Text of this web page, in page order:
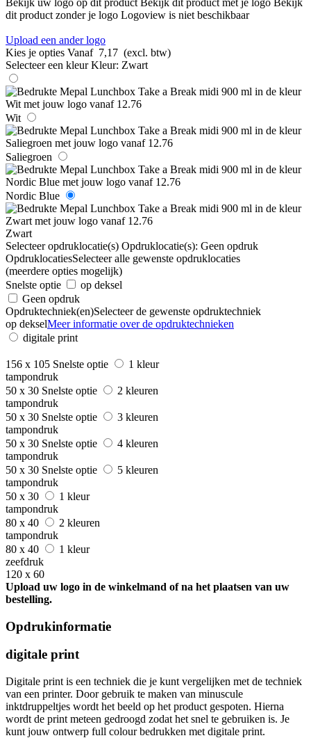
dit product zonder je logo Logoview is niet beschikbaar
Upload een ander logo
Kies je opties Vanaf 7,17 (excl. btw)
Selecteer een kleur Kleur: Zwart
Wit
Saliegroen
Nordic Blue
Zwart
Selecteer opdruklocatie(s) Opdruklocatie(s): Geen opdruk
OpdruklocatiesSelecteer alle gewenste opdruklocaties
(meerdere opties mogelijk)
Snelste optie
op deksel
Geen opdruk
Opdruktechniek(en)Selecteer de gewenste opdruktechniek
op dekselMeer informatie over de opdruktechnieken
digitale print
156 x 105 Snelste optie
1 kleur
tampondruk
50 x 30 Snelste optie
2 kleuren
tampondruk
50 x 30 Snelste optie
3 kleuren
tampondruk
50 x 30 Snelste optie
4 kleuren
tampondruk
50 x 30 Snelste optie
5 kleuren
tampondruk
50 x 30
1 kleur
tampondruk
80 x 40
2 kleuren
tampondruk
80 x 40
1 kleur
zeefdruk
120 x 60
Upload uw logo in de winkelmand of na het plaatsen van uw
bestelling.
Opdrukinformatie
digitale print
Digitale print is een techniek die je kunt vergelijken met de techniek
van een printer. Door gebruik te maken van minuscule
inktdruppeltjes wordt het beeld op het product gespoten. Hierna
wordt de print meteen gedroogd zodat het snel te gebruiken is. Je
kunt jouw ontwerp full colour bedrukken met digitale print.